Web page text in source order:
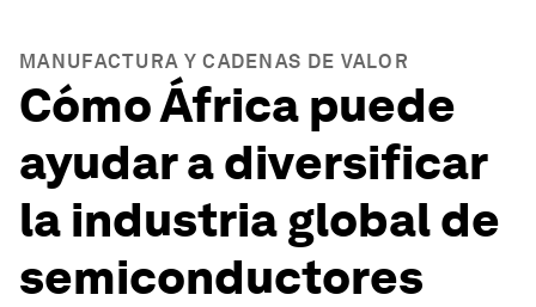
MANUFACTURA Y CADENAS DE VALOR
Cómo África puede
ayudar a diversificar
la industria global de
semiconductores